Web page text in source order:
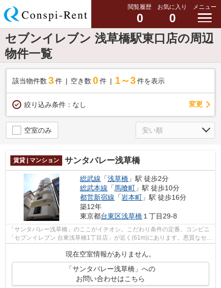
閲覧履歴
0
お気に入り
0
メニュー
セブンイレブン 浅草橋駅東口店の周辺
物件一覧
該当物件数 3件 空き数 0 件 1～3 件を表示
絞り込み条件： なし 変更
空室のみ
賃貸 | マンション サンタバレー浅草橋
総武線 「浅草橋 」駅 徒歩2分
総武本線 「馬喰町 」駅 徒歩10分
都営新宿線 「岩本町 」駅 徒歩16分
築12年
東京都台東区浅草橋 １丁目29-8
「サンタバレー浅草橋」のここがイチオシ。こだわり条件の定番。コンビニ
「セブンイレブン 台東浅草橋1丁目店」が近く(61m)にあります。悪質なセー
現在空室情報がありません。
「サンタバレー浅草橋」への
お問い合わせはこちら